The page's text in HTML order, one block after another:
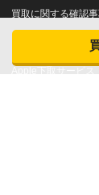
買取に関する確認